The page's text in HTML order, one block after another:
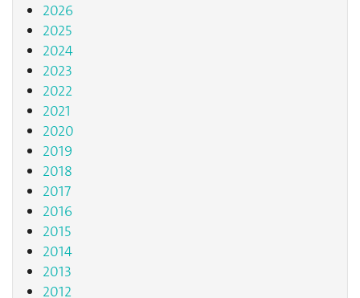
2026
2025
2024
2023
2022
2021
2020
2019
2018
2017
2016
2015
2014
2013
2012